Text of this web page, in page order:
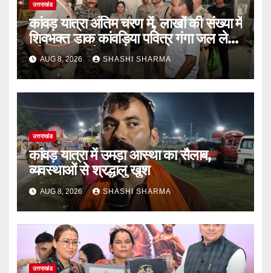
उत्तराखंड
कांवड़ यात्रा अंतिम चरण में, लाखों की संख्या में
शिवभक्त डाक कांवड़िया पवित्र गंगा जल लेने
हरिद्वार पहुंच रहे
AUG 8, 2026 SHASHI SHARMA
उत्तराखंड
कांवड़ यात्रा में उमड़ा आस्था का सैलाब,
व्यवस्थाओं से श्रद्धालु खुश
AUG 8, 2026 SHASHI SHARMA
उत्तराखंड